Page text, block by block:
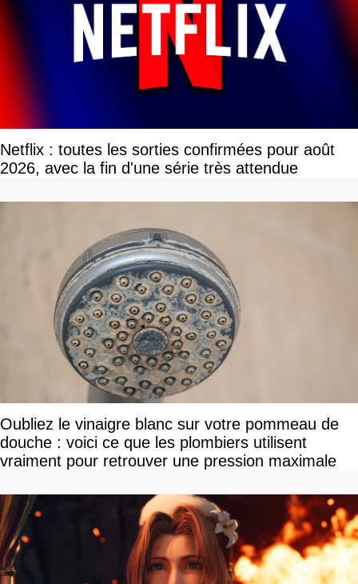
Netflix : toutes les sorties confirmées pour août
2026, avec la fin d'une série très attendue
Oubliez le vinaigre blanc sur votre pommeau de
douche : voici ce que les plombiers utilisent
vraiment pour retrouver une pression maximale